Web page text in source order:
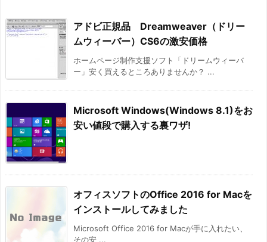
アドビ正規品 Dreamweaver（ドリー
ムウィーバー）CS6の激安価格
ホームページ制作支援ソフト「ドリームウィーバ
ー」安く買えるところありませんか？ ...
Microsoft Windows(Windows 8.1)をお
安い値段で購入する裏ワザ!
オフィスソフトのOffice 2016 for Macを
インストールしてみました
Microsoft Office 2016 for Macが手に入れたい、
その安 ...